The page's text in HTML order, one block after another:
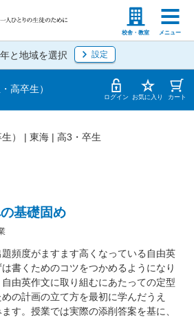
校舎・教室 メニュー
高等学校の先生
と地域を選択 設定
高卒生）
法
ログイン お気に入り カート
） | 東海 | 高3・卒生
基礎固め
頻度がますます高くなっている自由英
書くためのコツをつかめるようになり
由英作文に取り組むにあたっての定型
の計画の立て方を最初に学んだうえ
す。授業では実際の添削答案を基に、